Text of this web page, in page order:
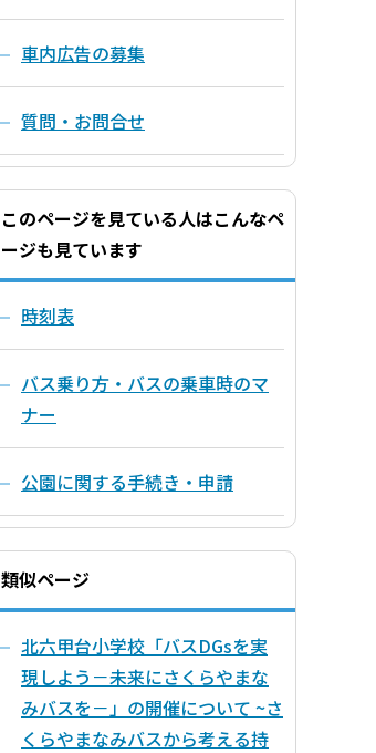
車内広告の募集
質問・お問合せ
このページを見ている人はこんなペ
ージも見ています
時刻表
バス乗り方・バスの乗車時のマ
ナー
公園に関する手続き・申請
類似ページ
北六甲台小学校「バスDGsを実
現しよう－未来にさくらやまな
みバスを－」の開催について ~さ
くらやまなみバスから考える持